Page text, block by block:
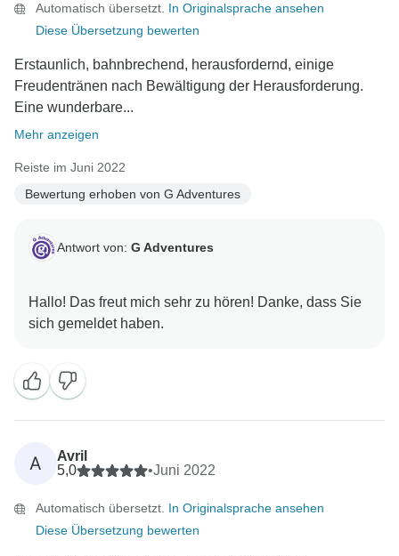
Automatisch übersetzt. In Originalsprache ansehen
Diese Übersetzung bewerten
Erstaunlich, bahnbrechend, herausfordernd, einige
Freudentränen nach Bewältigung der Herausforderung.
Eine wunderbare...
Mehr anzeigen
Reiste im Juni 2022
Bewertung erhoben von G Adventures
Antwort von: G Adventures
Hallo! Das freut mich sehr zu hören! Danke, dass Sie
A
Avril
5,0
•Juni 2022
Automatisch übersetzt. In Originalsprache ansehen
Diese Übersetzung bewerten